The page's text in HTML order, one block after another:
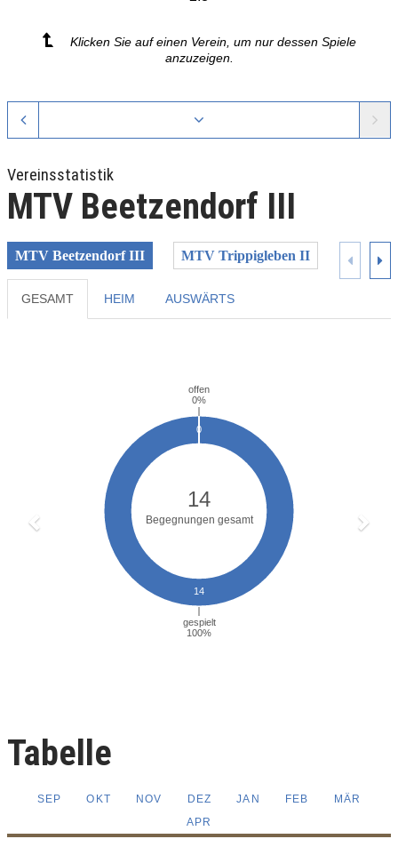
Klicken Sie auf einen Verein, um nur dessen Spiele
anzuzeigen.
Vereinsstatistik
MTV Beetzendorf III
MTV Beetzendorf III MTV Trippigleben II MTV
GESAMT HEIM AUSWÄRTS
Tabelle
SEP OKT NOV DEZ JAN FEB
MÄR
APR